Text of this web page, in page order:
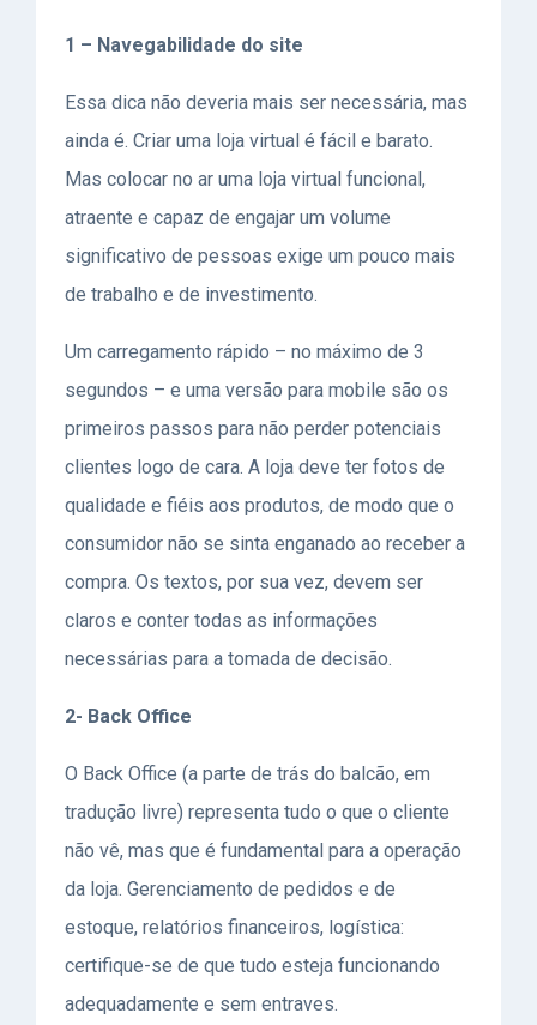
1 – Navegabilidade do site
Essa dica não deveria mais ser necessária, mas
ainda é. Criar uma loja virtual é fácil e barato.
Mas colocar no ar uma loja virtual funcional,
atraente e capaz de engajar um volume
significativo de pessoas exige um pouco mais
de trabalho e de investimento.
Um carregamento rápido – no máximo de 3
segundos – e uma versão para mobile são os
primeiros passos para não perder potenciais
clientes logo de cara. A loja deve ter fotos de
qualidade e fiéis aos produtos, de modo que o
consumidor não se sinta enganado ao receber a
compra. Os textos, por sua vez, devem ser
claros e conter todas as informações
necessárias para a tomada de decisão.
2- Back Office
O Back Office (a parte de trás do balcão, em
tradução livre) representa tudo o que o cliente
não vê, mas que é fundamental para a operação
da loja. Gerenciamento de pedidos e de
estoque, relatórios financeiros, logística:
certifique-se de que tudo esteja funcionando
adequadamente e sem entraves.